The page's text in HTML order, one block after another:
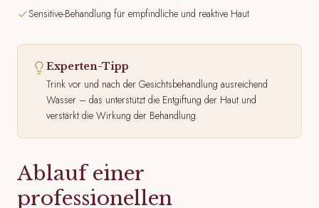
Sensitive-Behandlung für empfindliche und reaktive Haut
Experten-Tipp
Trink vor und nach der Gesichtsbehandlung ausreichend
Wasser – das unterstützt die Entgiftung der Haut und
verstärkt die Wirkung der Behandlung.
Ablauf einer
professionellen